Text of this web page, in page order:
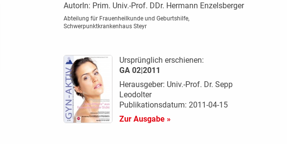
AutorIn: Prim. Univ.-Prof. DDr. Hermann Enzelsberger
Abteilung für Frauenheilkunde und Geburtshilfe,
Schwerpunktkrankenhaus Steyr
Ursprünglich erschienen:
GA 02|2011
Herausgeber: Univ.-Prof. Dr. Sepp
Leodolter
Publikationsdatum: 2011-04-15
Zur Ausgabe »